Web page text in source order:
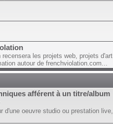
les projets web, projets
autour de frenchviolation.com...
afférent à un titre/album
d'une oeuvre studio ou prestation